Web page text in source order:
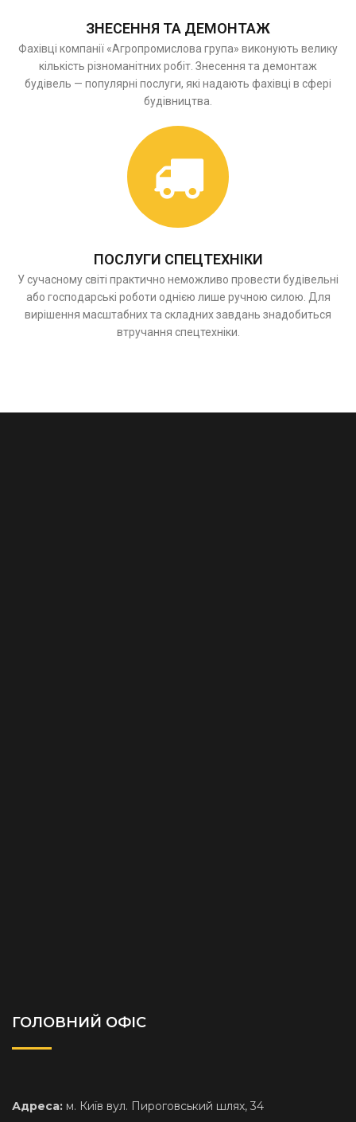
ЗНЕСЕННЯ ТА ДЕМОНТАЖ
Фахівці компанії «Агропромислова група» виконують велику
кількість різноманітних робіт. Знесення та демонтаж
будівель — популярні послуги, які надають фахівці в сфері
будівництва.
ПОСЛУГИ СПЕЦТЕХНІКИ
У сучасному світі практично неможливо провести будівельні
або господарські роботи однією лише ручною силою. Для
вирішення масштабних та складних завдань знадобиться
втручання спецтехніки.
ГОЛОВНИЙ ОФІС
Адреса: м. Київ вул. Пироговський шлях, 34